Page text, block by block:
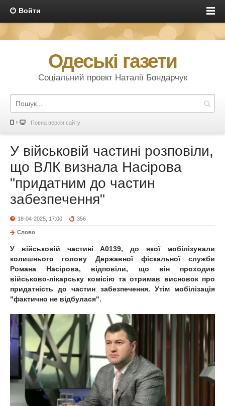
Войти
Одеські газети
Соціальний проект Наталії Бондарчук
Повна версія сайту
У військовій частині розповіли,
що ВЛК визнала Насірова
"придатним до частин
забезпечення"
18-04-2025, 17:00 356
Слово
У військовій частині А0139, до якої мобілізували
колишнього голову Державної фіскальної служби
Романа Насірова, відповіли, що він проходив
військово-лікарську комісію та отримав висновок про
придатність до частин забезпечення. Утім мобілізація
"фактично не відбулася".